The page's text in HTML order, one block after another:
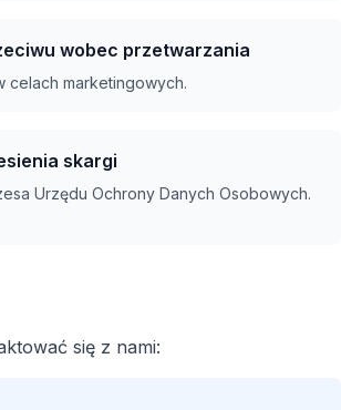
wobec przetwarzania
celach marketingowych.
skargi
Urzędu Ochrony Danych Osobowych.
się z nami: